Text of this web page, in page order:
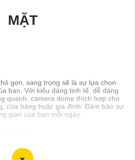
MẶT
gọn, sang trọng sẽ là sự lựa chọn
bạn. Với kiểu dáng tinh tế, dễ dàng
quanh, camera dome thích hợp cho
cửa hàng hoặc gia đình. Đảm bảo sự
gian của bạn mỗi ngày.